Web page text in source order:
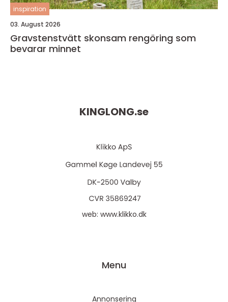
inspiration
03. August 2026
Gravstenstvätt skonsam rengöring som
bevarar minnet
KINGLONG.se
web: www.klikko.dk
Menu
Annonsering